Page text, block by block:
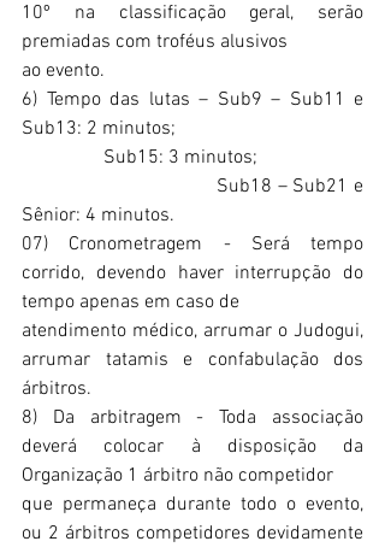
10º na classificação geral, serão
premiadas com troféus alusivos
ao evento.
6) Tempo das lutas – Sub9 – Sub11 e
Sub13: 2 minutos;
                 Sub15: 3 minutos;
Sênior: 4 minutos.
07) Cronometragem - Será tempo
corrido, devendo haver interrupção do
tempo apenas em caso de
atendimento médico, arrumar o Judogui,
arrumar tatamis e confabulação dos
árbitros.
8) Da arbitragem - Toda associação
deverá colocar à disposição da
Organização 1 árbitro não competidor
que permaneça durante todo o evento,
ou 2 árbitros competidores devidamente